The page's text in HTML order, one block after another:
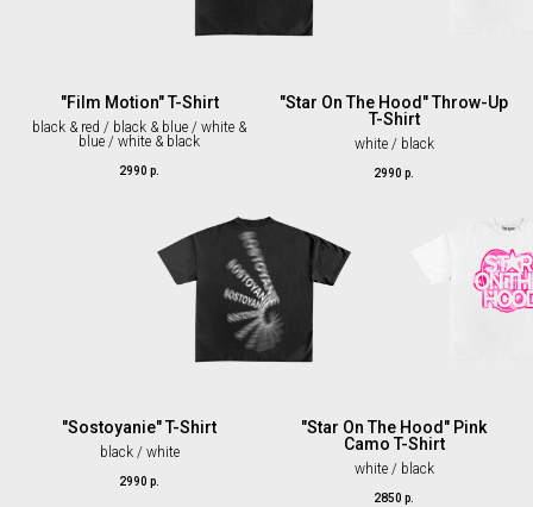
"Film Motion" T-Shirt
black & red / black & blue / white &
blue / white & black
2990 р.
"Star On The Hood" Throw-Up
T-Shirt
white / black
2990 р.
"Sostoyanie" T-Shirt
black / white
2990 р.
"Star On The Hood" Pink
Camo T-Shirt
white / black
2850 р.